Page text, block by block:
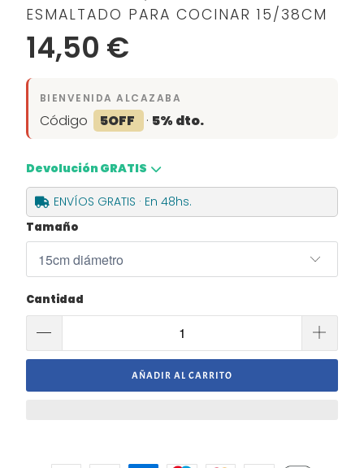
ESMALTADO PARA COCINAR 15/38CM
14,50 €
BIENVENIDA ALCAZABA
Código 5OFF · 5% dto.
Devolución GRATIS
ENVÍOS GRATIS · En 48hs.
Tamaño
Cantidad
AÑADIR AL CARRITO